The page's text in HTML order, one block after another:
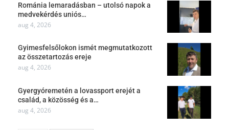
Románia lemaradásban – utolsó napok a
medvekérdés uniós…
aug 4, 2026
Gyimesfelsőlokon ismét megmutatkozott
az összetartozás ereje
aug 4, 2026
Gyergyóremetén a lovassport erejét a
család, a közösség és a…
aug 4, 2026